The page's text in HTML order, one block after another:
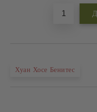
Хуан Хосе Бенитес